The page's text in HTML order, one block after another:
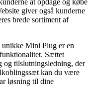
giver også kunderne
brede sortiment af
Mini Plug er en
Sættet
og tilslutningsledning, der
kan du være
løsning til dine